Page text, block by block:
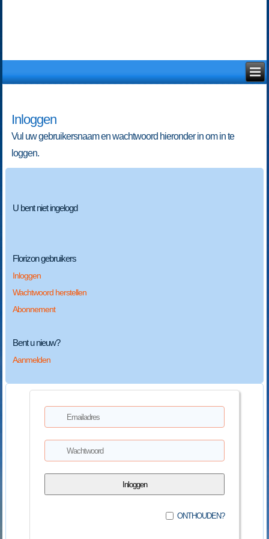
Inloggen
Vul uw gebruikersnaam en wachtwoord hieronder in om in te
loggen.
U bent niet ingelogd
Florizon gebruikers
Inloggen
Wachtwoord herstellen
Abonnement
Bent u nieuw?
Aanmelden
ONTHOUDEN?